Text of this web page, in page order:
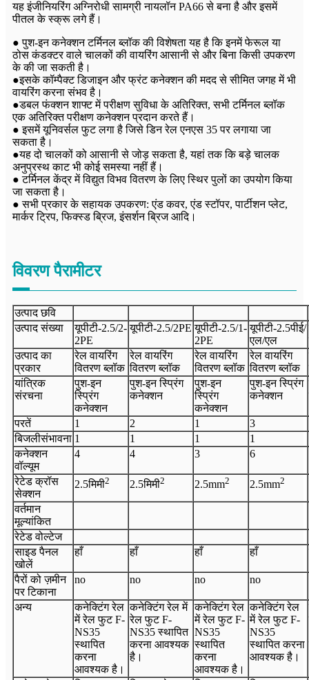
यह इंजीनियरिंग अग्निरोधी सामग्री नायलॉन PA66 से बना है और इसमें
पीतल के स्क्रू लगे हैं।
● पुश-इन कनेक्शन टर्मिनल ब्लॉक की विशेषता यह है कि इनमें फेरूल या
ठोस कंडक्टर वाले चालकों की वायरिंग आसानी से और बिना किसी उपकरण
के की जा सकती है।
●इसके कॉम्पैक्ट डिजाइन और फ्रंट कनेक्शन की मदद से सीमित जगह में भी
वायरिंग करना संभव है।
●डबल फंक्शन शाफ्ट में परीक्षण सुविधा के अतिरिक्त, सभी टर्मिनल ब्लॉक
एक अतिरिक्त परीक्षण कनेक्शन प्रदान करते हैं।
● इसमें यूनिवर्सल फुट लगा है जिसे डिन रेल एनएस 35 पर लगाया जा
सकता है।
●यह दो चालकों को आसानी से जोड़ सकता है, यहां तक ​​कि बड़े चालक
अनुप्रस्थ काट भी कोई समस्या नहीं हैं।
● टर्मिनल केंद्र में विद्युत विभव वितरण के लिए स्थिर पुलों का उपयोग किया
जा सकता है।
● सभी प्रकार के सहायक उपकरण: एंड कवर, एंड स्टॉपर, पार्टीशन प्लेट,
मार्कर ट्रिप, फिक्स्ड ब्रिज, इंसर्शन ब्रिज आदि।
विवरण पैरामीटर
उत्पाद छवि
उत्पाद संख्या
यूपीटी-2.5/2-
2PE
यूपीटी-2.5/2PE यूपीटी-2.5/1-
2PE
यूपीटी-2.5पीई/
एल/एल
उत्पाद का
प्रकार
रेल वायरिंग
वितरण ब्लॉक
रेल वायरिंग
वितरण ब्लॉक
रेल वायरिंग
वितरण ब्लॉक
रेल वायरिंग
वितरण ब्लॉक
यांत्रिक
संरचना
पुश-इन
स्प्रिंग
कनेक्शन
पुश-इन स्प्रिंग
कनेक्शन
पुश-इन
स्प्रिंग
कनेक्शन
पुश-इन स्प्रिंग
कनेक्शन
परतें 1 2 1
3
बिजलीसंभावना 1 1 1
1
कनेक्शन
वॉल्यूम
4 4 3 6
रेटेड क्रॉस
सेक्शन
2.5मिमी2 2.5मिमी2 2.5mm2 2.5mm2
वर्तमान
मूल्यांकित
रेटेड वोल्टेज
साइड पैनल
खोलें
हाँ हाँ हाँ हाँ
पैरों को ज़मीन
पर टिकाना
no no no no
अन्य
कनेक्टिंग रेल
में रेल फुट F-
NS35
स्थापित
करना
आवश्यक है।
कनेक्टिंग रेल में
रेल फुट F-
NS35 स्थापित
करना आवश्यक
है।
कनेक्टिंग रेल
में रेल फुट F-
NS35
स्थापित
करना
आवश्यक है।
कनेक्टिंग रेल
में रेल फुट F-
NS35
स्थापित करना
आवश्यक है।